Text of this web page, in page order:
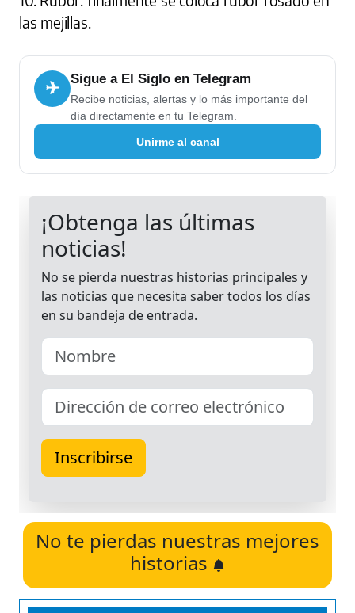
las mejillas.
✈ Sigue a El Siglo en Telegram
Recibe noticias, alertas y lo más importante del
día directamente en tu Telegram.
Unirme al canal
No te pierdas nuestras mejores
historias